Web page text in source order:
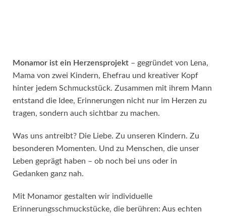
Monamor ist ein Herzensprojekt – gegründet von Lena,
Mama von zwei Kindern, Ehefrau und kreativer Kopf
hinter jedem Schmuckstück. Zusammen mit ihrem Mann
entstand die Idee, Erinnerungen nicht nur im Herzen zu
tragen, sondern auch sichtbar zu machen.
Was uns antreibt? Die Liebe. Zu unseren Kindern. Zu
besonderen Momenten. Und zu Menschen, die unser
Leben geprägt haben – ob noch bei uns oder in
Gedanken ganz nah.
Mit Monamor gestalten wir individuelle
Erinnerungsschmuckstücke, die berühren: Aus echten